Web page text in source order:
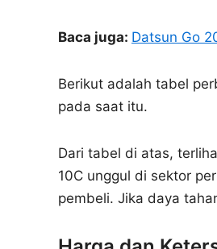
Baca juga: Datsun Go
Berikut adalah tabel
pada saat itu.
Dari tabel di atas,
10C unggul di sektor
pembeli. Jika daya